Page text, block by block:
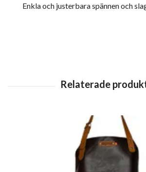
Enkla och justerbara spännen och